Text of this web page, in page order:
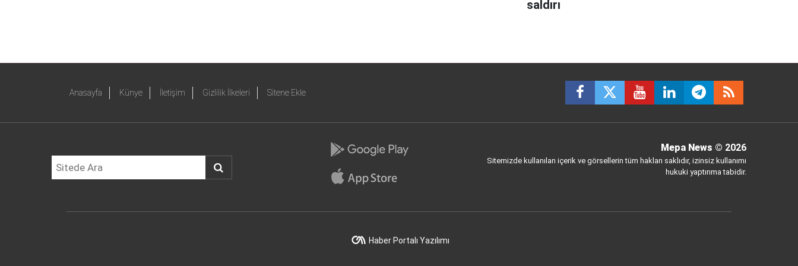
saldırı
Anasayfa Künye İletişim Gizlilik İlkeleri Sitene Ekle
Mepa News © 2026
Sitemizde kullanılan içerik ve görsellerin tüm hakları saklıdır, izinsiz kullanımı
hukuki yaptırıma tabidir.
Haber Portalı Yazılımı